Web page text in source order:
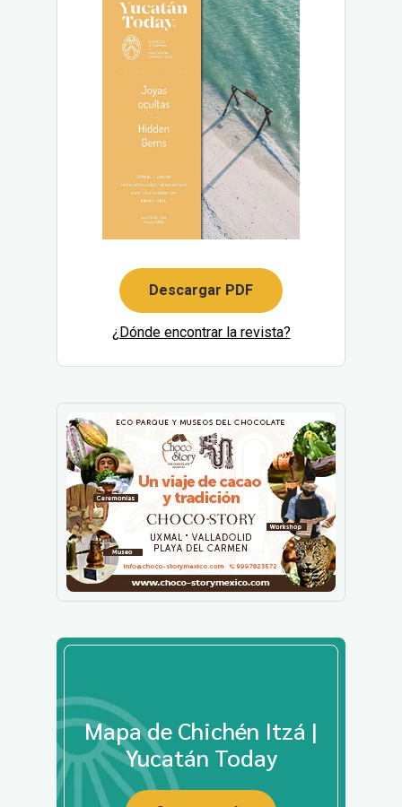
Descargar PDF
¿Dónde encontrar la revista?
Mapa de Chichén Itzá |
Yucatán Today